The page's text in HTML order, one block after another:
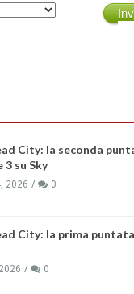
City: la seconda
3 su Sky
2026 0
City: la prima
0